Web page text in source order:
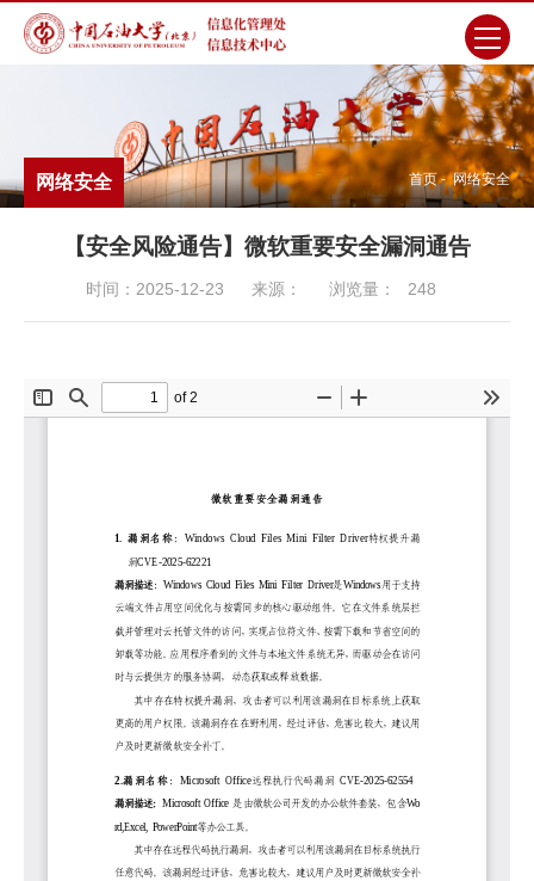
首页 - 网络安全
网络安全
【安全风险通告】微软重要安全漏洞通告
时间：2025-12-23 来源： 浏览量： 248